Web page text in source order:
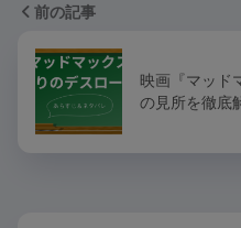
前の記事
映画『マッド
の見所を徹底